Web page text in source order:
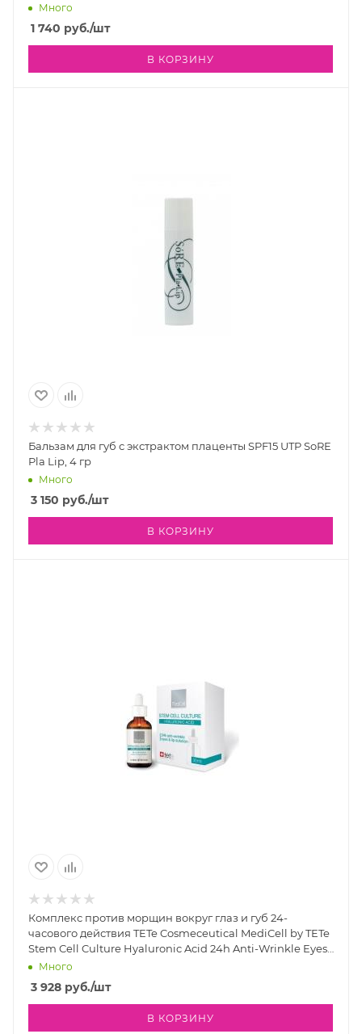
Много
1 740 руб./шт
В КОРЗИНУ
Бальзам для губ с экстрактом плаценты SPF15 UTP SoRE
Pla Lip, 4 гр
Много
3 150 руб./шт
В КОРЗИНУ
Комплекс против морщин вокруг глаз и губ 24-
часового действия TETe Cosmeceutical MediCell by TETe
Stem Cell Culture Hyaluronic Acid 24h Anti-Wrinkle Eyes
and Lip Solution, 30 мл
Много
3 928 руб./шт
В КОРЗИНУ